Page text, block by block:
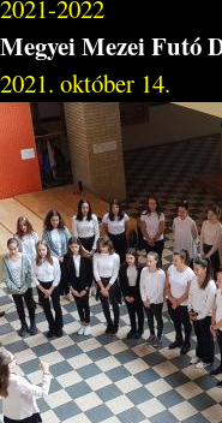
2021-2022
Megyei Mezei Futó
2021. október 14.